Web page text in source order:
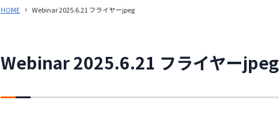
HOME Webinar 2025.6.21 フライヤーjpeg
Webinar 2025.6.21 フライヤーjpeg